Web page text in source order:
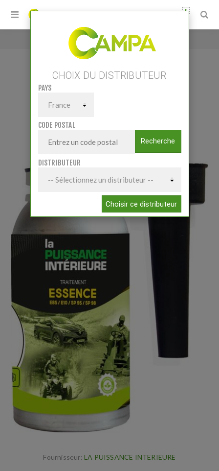
0
Accueil Additif Intégral Essence
ADDITIF INTÉGRAL ESSENCE
Fournisseur: LA PUISSANCE INTERIEURE
CHOIX DU DISTRIBUTEUR
PAYS
CODE POSTAL
Recherche
DISTRIBUTEUR
Choisir ce distributeur